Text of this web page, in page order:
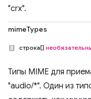
"crx".
mimeTypes
строка[]
Типы MIME для
"audio/*". Один из